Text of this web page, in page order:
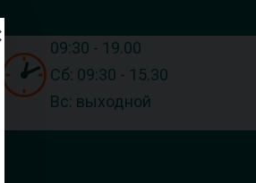
09:30 - 19.00
Сб: 09:30 - 15.30
Вс: выходной